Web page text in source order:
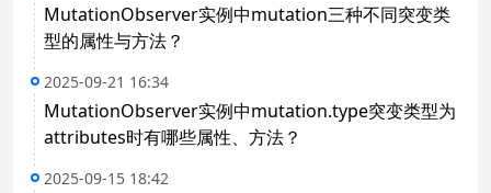
MutationObserver实例中mutation三种不同突变类
型的属性与方法？
2025-09-21 16:34
MutationObserver实例中mutation.type突变类型为
attributes时有哪些属性、方法？
2025-09-15 18:42